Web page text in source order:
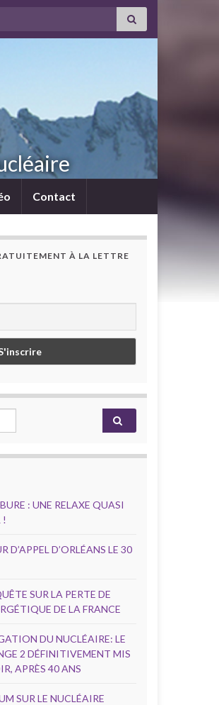
Contact
À LA LETTRE
: UNE RELAXE QUASI
!
D’APPEL D’ORLÉANS LE 30
SUR LA PERTE DE
DE LA FRANCE
DU NUCLÉAIRE: LE
2 DÉFINITIVEMENT MIS
APRÈS 40 ANS
SUR LE NUCLÉAIRE